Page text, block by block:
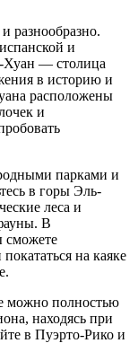
разнообразно.
и
Хуан — столица
в историю и
расположены
и
парками и
в горы Эль-
леса и
В
сможете
на каяке
можно полностью
находясь при
в Пуэрто-Рико и